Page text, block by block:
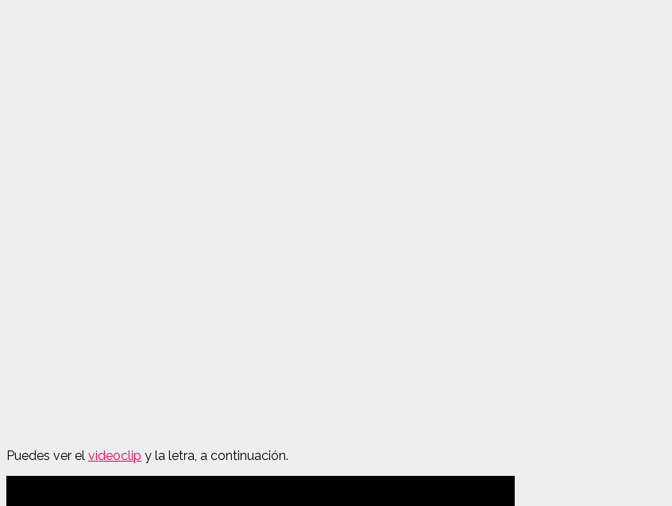
Puedes ver el videoclip y la letra, a continuación.